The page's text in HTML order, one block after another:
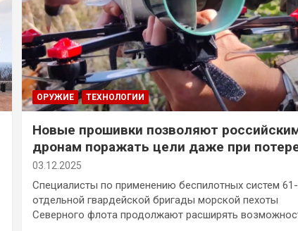
ОРУЖИЕ ТЕХНОЛОГИИ
Новые прошивки позволяют
дронам поражать цели даже при
сигнала
03.12.2025
Специалисты по применению беспилотных систем
отдельной гвардейской бригады морской пехоты
Северного флота продолжают расширять